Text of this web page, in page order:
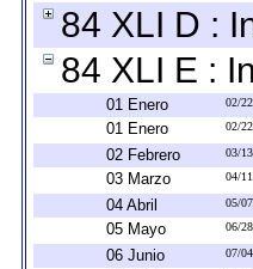
84 XLI D :
84 XLI E :
01 Enero 02/
01 Enero 02/
02 Febrero 03/
03 Marzo 04/
04 Abril 05/
05 Mayo 06/
06 Junio 07/